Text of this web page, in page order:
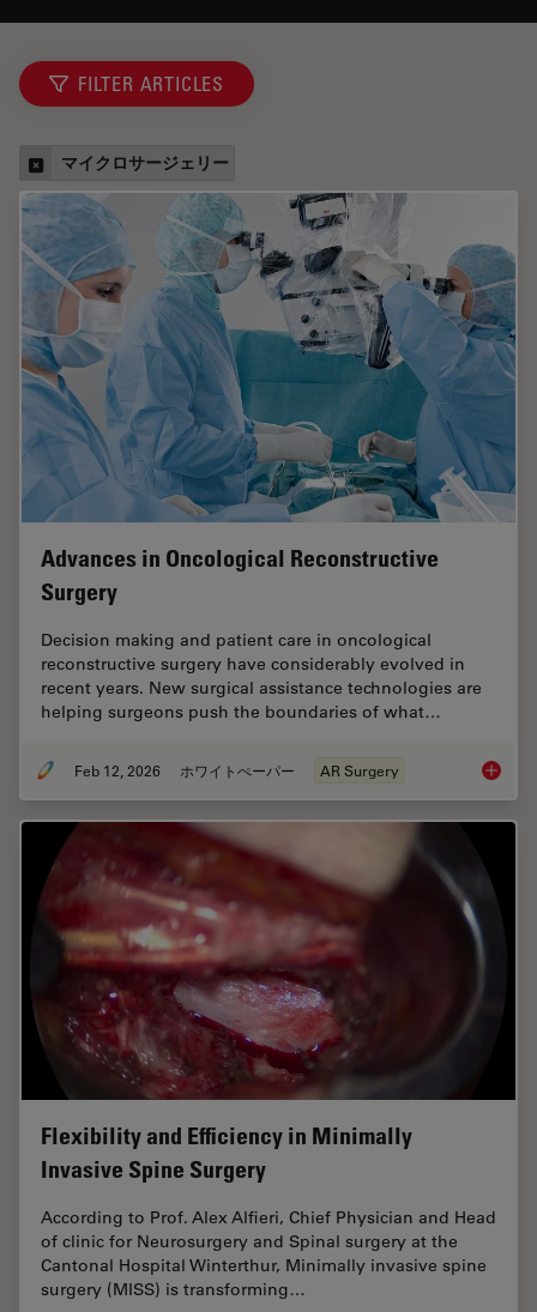
FILTER ARTICLES
マイクロサージェリー
Advances in Oncological Reconstructive
Surgery
Decision making and patient care in oncological
reconstructive surgery have considerably evolved in
recent years. New surgical assistance technologies are
helping surgeons push the boundaries of what…
Feb 12, 2026 ホワイトぺーパー AR Surgery
Flexibility and Efficiency in Minimally
Invasive Spine Surgery
According to Prof. Alex Alfieri, Chief Physician and Head
of clinic for Neurosurgery and Spinal surgery at the
Cantonal Hospital Winterthur, Minimally invasive spine
surgery (MISS) is transforming…